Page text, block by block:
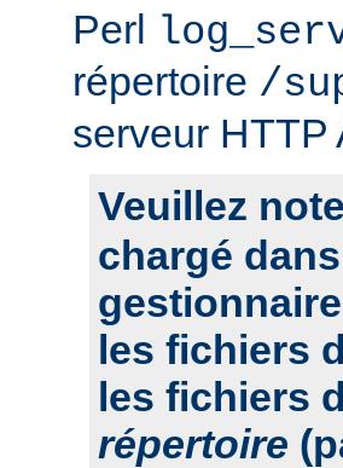
Perl
répertoire /
serveur HTTP
Veuillez
chargé
les fichiers
les fichiers
répertoire